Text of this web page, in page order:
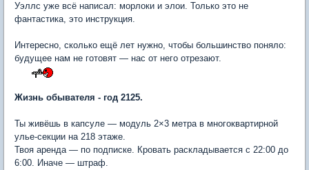
Уэллс уже всё написал: морлоки и элои. Только это не
фантастика, это инструкция.
Интересно, сколько ещё лет нужно, чтобы большинство поняло:
будущее нам не готовят — нас от него отрезают.
Жизнь обывателя - год 2125.
Ты живёшь в капсуле — модуль 2×3 метра в многоквартирной
улье-секции на 218 этаже.
Твоя аренда — по подписке. Кровать раскладывается с 22:00 до
6:00. Иначе — штраф.